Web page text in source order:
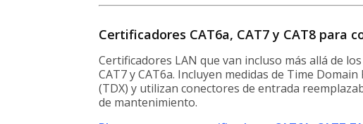
Certificadores CAT6a, CAT7 y CAT8 para
Certificadores LAN que van incluso más allá de
CAT7 y CAT6a. Incluyen medidas de Time
(TDX) y utilizan conectores de entrada
de mantenimiento.